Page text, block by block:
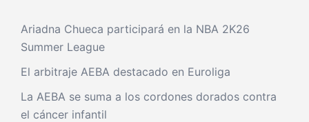
Ariadna Chueca participará en la NBA 2K26
Summer League
El arbitraje AEBA destacado en Euroliga
La AEBA se suma a los cordones dorados contra
el cáncer infantil